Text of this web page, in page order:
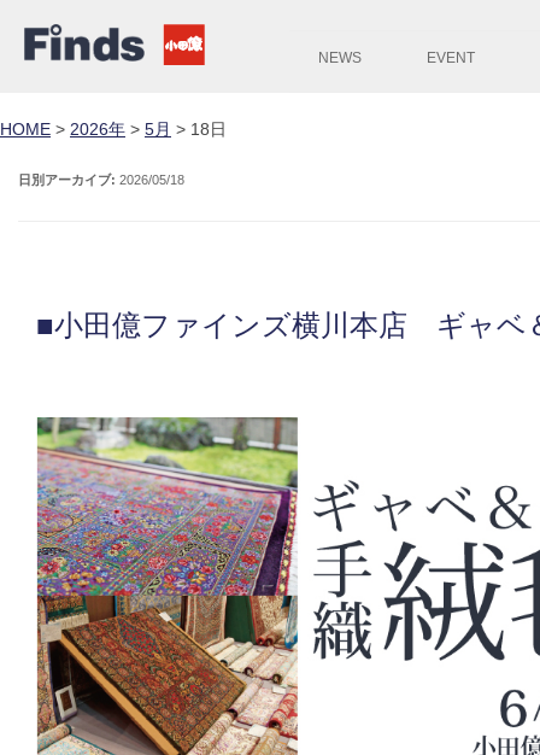
NEWS EVENT
HOME > 2026年 > 5月 > 18日
日別アーカイブ: 2026/05/18
■小田億ファインズ横川本店 ギャ